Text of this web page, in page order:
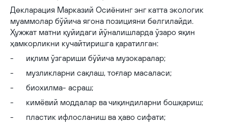
Декларация Марказий Осиёнинг энг катта экологик
муаммолар бўйича ягона позицияни белгилайди.
Ҳужжат матни қуйидаги йўналишларда ўзаро яқин
ҳамкорликни кучайтиришга қаратилган:
- иқлим ўзгариши бўйича музокаралар;
- музликларни сақлаш, тоғлар масаласи;
- биохилма- асраш;
- кимёвий моддалар ва чиқиндиларни бошқариш;
- пластик ифлосланиш ва ҳаво сифати;